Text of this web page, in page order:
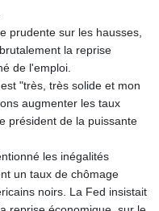
prudente sur les hausses,
la reprise
de l'emploi.
"très, très solide et mon
augmenter les taux
président de la puissante
les inégalités
un taux de chômage
noirs. La Fed insistait